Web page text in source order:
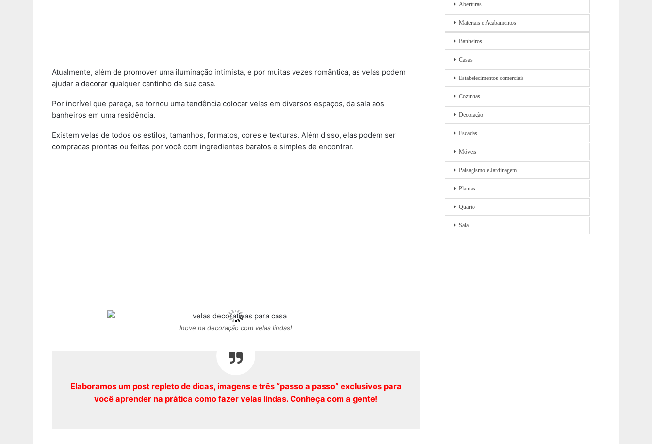
Atualmente, além de promover uma iluminação intimista, e por muitas vezes romântica, as velas podem
ajudar a decorar qualquer cantinho de sua casa.
Por incrível que pareça, se tornou uma tendência colocar velas em diversos espaços, da sala aos
banheiros em uma residência.
Existem velas de todos os estilos, tamanhos, formatos, cores e texturas. Além disso, elas podem ser
compradas prontas ou feitas por você com ingredientes baratos e simples de encontrar.
Inove na decoração com velas lindas!
Elaboramos um post repleto de dicas, imagens e três “passo a passo” exclusivos para
você aprender na prática como fazer velas lindas. Conheça com a gente!
Aberturas
Materiais e Acabamentos
Banheiros
Casas
Estabelecimentos comerciais
Cozinhas
Decoração
Escadas
Móveis
Paisagismo e Jardinagem
Plantas
Quarto
Sala